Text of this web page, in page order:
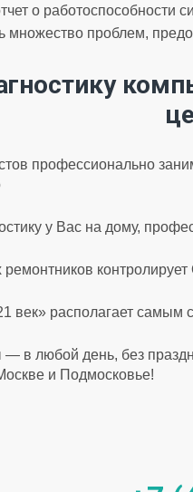
о
множество проблем,
профессионально
у Вас на дому,
век» располагает самым
— в любой день, без
и Подмосковье!